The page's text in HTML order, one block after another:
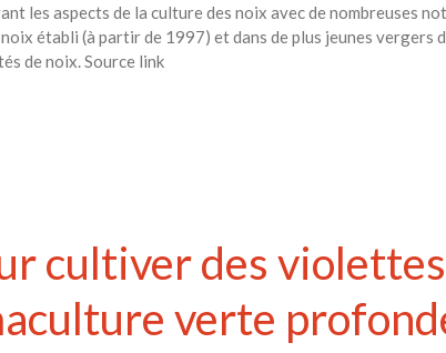
les aspects de la culture des noix avec de nombreuses
établi (à partir de 1997) et dans de plus jeunes vergers
de noix. Source link
cultiver des
verte